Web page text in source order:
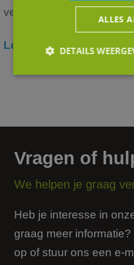
verko...
Lees verder
Vragen of
We helpen je graag
Heb je interesse in
graag meer
op of stuur ons een e-
ALLES
DETAILS
gebruikersaanmelding en
website kan niet goed
li_gc